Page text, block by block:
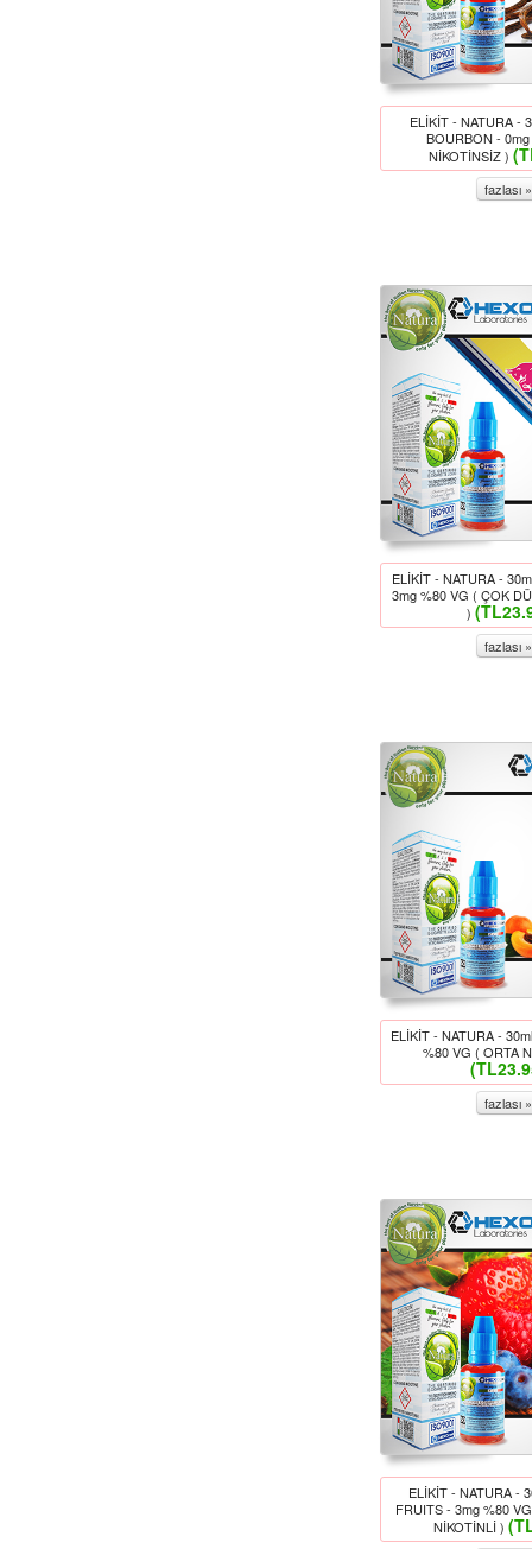
ELİKİT - NATURA -
BOURBON -
NİKOTİNSİZ )
fazlası »
ELİKİT - NATURA -
3mg %80 VG ( ÇOK
)
fazlası »
ELİKİT - NATURA -
%80 VG ( ORTA
fazlası »
ELİKİT - NATURA -
FRUITS - 3mg %80
NİKOTİNLİ )